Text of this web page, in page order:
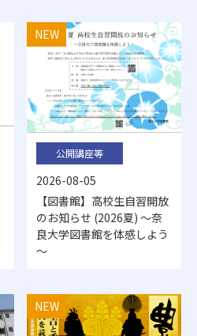
公開講座等
NEW
2026-08-05
【図書館】高校生自習開放
のお知らせ (2026夏) ～奈
良大学図書館を体感しよう
～
NEW